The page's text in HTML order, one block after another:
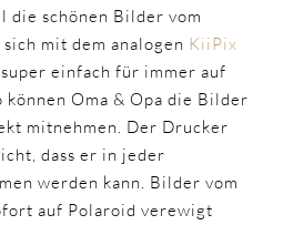
die schönen Bilder vom
mit dem analogen KiiPix
einfach für immer auf
Oma & Opa die Bilder
mitnehmen. Der Drucker
dass er in jeder
werden kann. Bilder vom
auf Polaroid verewigt